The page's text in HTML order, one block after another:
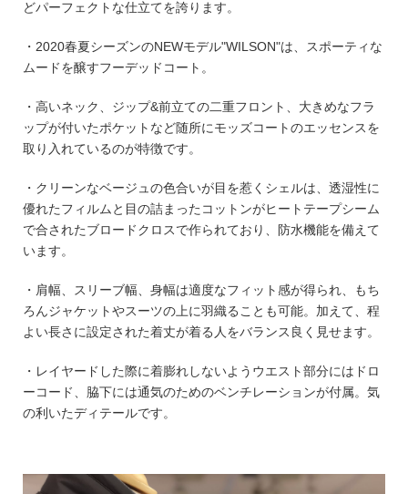
どパーフェクトな仕立てを誇ります。
・2020春夏シーズンのNEWモデル"WILSON"は、スポーティな
ムードを醸すフーデッドコート。
・高いネック、ジップ&前立ての二重フロント、大きめなフラ
ップが付いたポケットなど随所にモッズコートのエッセンスを
取り入れているのが特徴です。
・クリーンなベージュの色合いが目を惹くシェルは、透湿性に
優れたフィルムと目の詰まったコットンがヒートテープシーム
で合されたブロードクロスで作られており、防水機能を備えて
います。
・肩幅、スリーブ幅、身幅は適度なフィット感が得られ、もち
ろんジャケットやスーツの上に羽織ることも可能。加えて、程
よい長さに設定された着丈が着る人をバランス良く見せます。
・レイヤードした際に着膨れしないようウエスト部分にはドロ
ーコード、脇下には通気のためのベンチレーションが付属。気
の利いたディテールです。